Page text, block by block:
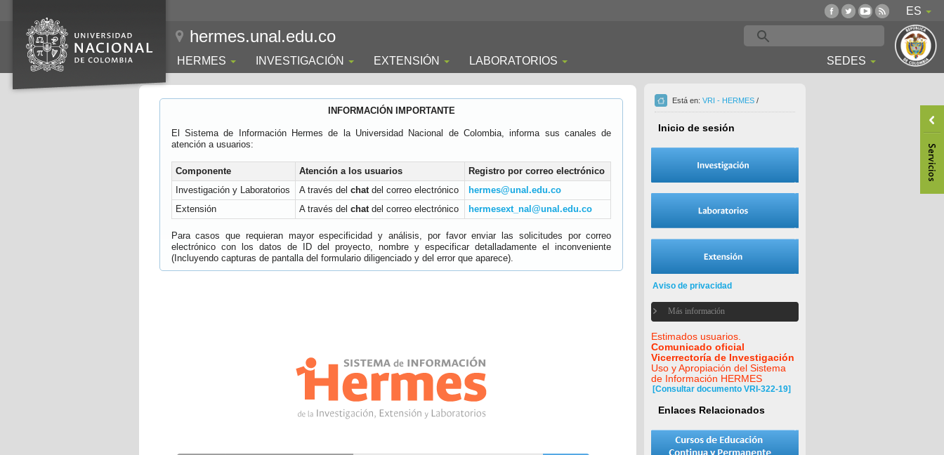
ES
hermes.unal.edu.co
HERMES INVESTIGACIÓN EXTENSIÓN LABORATORIOS SEDES
INFORMACIÓN IMPORTANTE
El Sistema de Información Hermes de la Universidad Nacional de Colombia, informa sus canales de
atención a usuarios:
Componente Atención a los usuarios
Registro por correo electrónico
Investigación y Laboratorios
A través del chatdel correo electrónico
hermes@unal.edu.co
Extensión
A través del chatdel correo electrónico hermesext_nal@unal.edu.co
Para casos que requieran mayor especificidad y análisis, por favor enviar las solicitudes por correo
electrónico con los datos de ID del proyecto, nombre y especificar detalladamente el inconveniente
(Incluyendo capturas de pantalla del formulario diligenciado y del error que aparece).
Está en: VRI - HERMES /
Inicio de sesión
Aviso de privacidad
Más información
Estimados usuarios.
Comunicado oficial
Vicerrectoría de Investigación
Uso y Apropiación del Sistema
de Información HERMES
[Consultar documento VRI-322-19]
Enlaces Relacionados